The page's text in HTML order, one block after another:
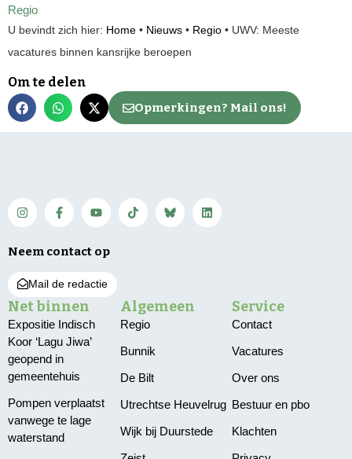
Regio
U bevindt zich hier: Home • Nieuws • Regio • UWV: Meeste
vacatures binnen kansrijke beroepen
Om te delen
Opmerkingen? Mail ons!
Neem contact op
Mail de redactie
Net binnen
Expositie Indisch
Koor ‘Lagu Jiwa’
geopend in
gemeentehuis
Pompen verplaatst
vanwege te lage
waterstand
Algemeen
Regio
Bunnik
De Bilt
Utrechtse Heuvelrug
Wijk bij Duurstede
Service
Contact
Vacatures
Over ons
Bestuur en pbo
Klachten